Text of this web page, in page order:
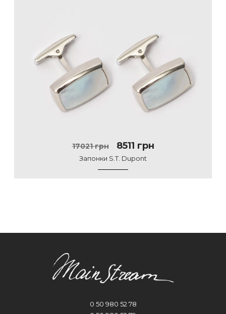
17021 грн 8511 грн
Запонки S.T. Dupont
0 50 980 52 78